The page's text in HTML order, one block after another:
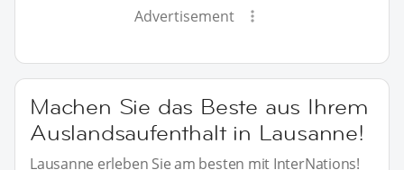
Advertisement
Machen Sie das Beste aus Ihrem
Auslandsaufenthalt in Lausanne!
Lausanne erleben Sie am besten mit InterNations!